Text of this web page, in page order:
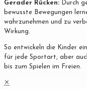
Gerader Rücken: Durch
bewusste Bewegungen
wahrzunehmen und zu
Wirkung.
So entwickeln die Kinder
für jede Sportart, aber
bis zum Spielen im Freien.
✕